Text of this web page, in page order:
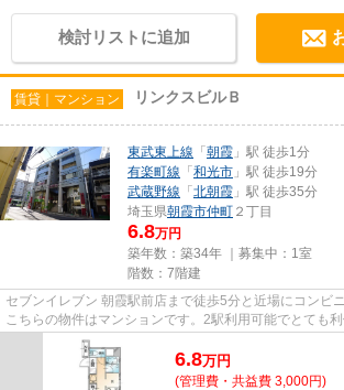
検討リストに追加
賃貸｜マンション リンクスビルＢ
東武東上線 「 朝霞 」駅 徒歩1分
有楽町線 「 和光市 」駅 徒歩19分
武蔵野線 「 北朝霞 」駅 徒歩35分
埼玉県朝霞市仲町 ２丁目
6.8万円
築年数：築34年 ｜募集中： 1室
階数：7階建
セブンイレブン 朝霞駅前店まで徒歩5分と近場にコンビ
こちらの物件はマンションです。2駅利用可能でとても
です。多種多様な物件を取り揃...
6.8万円
(管理費・共益費 3,000円)